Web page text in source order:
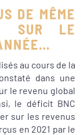
DE MÊME
SUR LE
au cours de la
dans une
le revenu global
le déficit BNC
sur les revenus
en 2021 par le